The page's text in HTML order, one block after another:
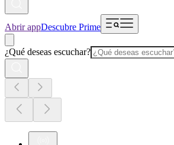
Abrir appDescubre Prime
¿Qué deseas escuchar?